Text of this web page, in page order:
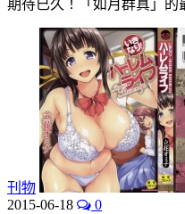
期待已久！「如月群真」
刊物
2015-06-18
0